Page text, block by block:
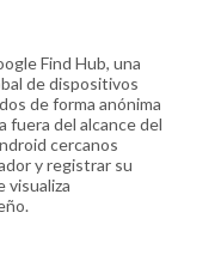
Find Hub, una
de dispositivos
de forma anónima
fuera del alcance del
cercanos
y registrar su
visualiza